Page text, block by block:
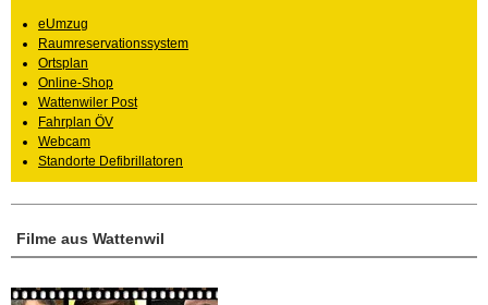
Filme aus Wattenwil
eUmzug
Raumreservationssystem
Ortsplan
Online-Shop
Wattenwiler Post
Fahrplan ÖV
Webcam
Standorte Defibrillatoren